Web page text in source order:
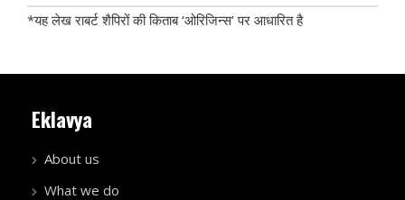
*यह लेख राबर्ट शैपिरों की किताब ‘ओरिजिन्स’ पर आधारित है
Eklavya
About us
What we do